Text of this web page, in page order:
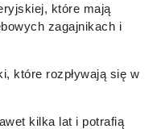
które mają
zagajnikach i
które rozpływają się w
kilka lat i potrafią